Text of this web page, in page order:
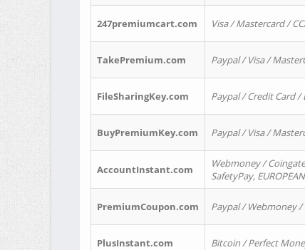
247premiumcart.com Visa / Mastercard /
TakePremium.com Paypal / Visa /
FileSharingKey.com Paypal / Credit Card
BuyPremiumKey.com Paypal / Visa /
AccountInstant.com
Webmoney / Coingate
SafetyPay,
PremiumCoupon.com Paypal / Webmoney /
PlusInstant.com Bitcoin / Perfect